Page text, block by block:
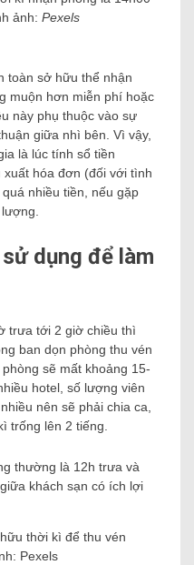
ảnh: Pexels
toàn sở hữu thể nhận
muộn hơn miễn phí hoặc
này phụ thuộc vào sự
giữa nhì bên. Vì vậy,
là lúc tính sổ tiền
xuất hóa đơn (đối với tình
nhiều tiền, nếu gặp
dụng để làm
trưa tới 2 giờ chiều thì
ban dọn phòng thu vén
sẽ mất khoảng 15-
hotel, số lượng viên
nên sẽ phải chia ca,
trống lên 2 tiếng.
thời kì để thu vén
Pexels